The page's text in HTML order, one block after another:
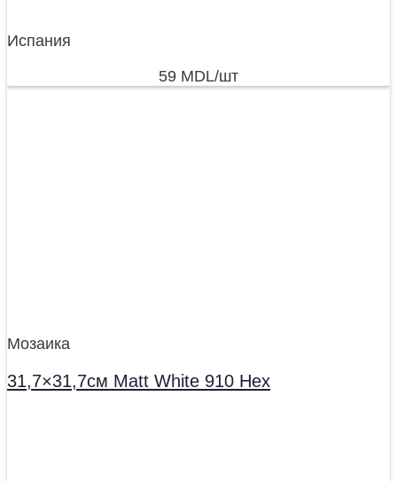
Испания
59 MDL/шт
Мозаика
31,7×31,7см Matt White 910 Hex